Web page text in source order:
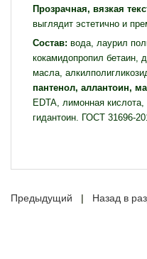
Прозрачная, вязкая
выглядит эстетично и
Состав: вода, лаурил
кокамидопропил бетаин,
масла,
пантенол, аллантоин,
EDTA, лимонная
гидантоин. ГОСТ 31696-
Предыдущий | Назад в